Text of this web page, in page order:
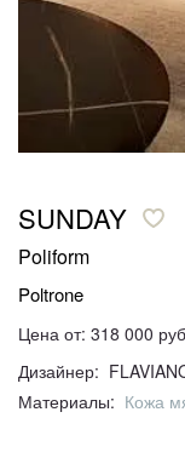
SUNDAY
Poliform
Poltrone
Цена от: 318 000
Дизайнер:
Материалы: Кожа